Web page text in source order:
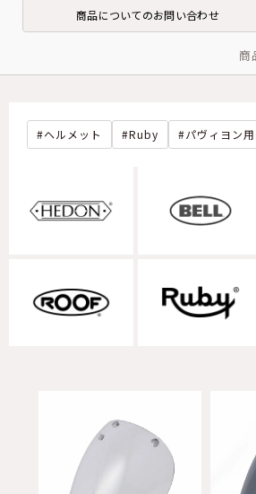
商品についてのお問い合わせ
商
ヘルメット Ruby パヴィヨン